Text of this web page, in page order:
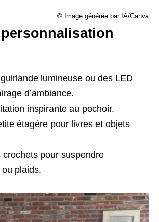
© Image générée par IA/Canva
lumineuse ou des LED
d’ambiance.
inspirante au pochoir.
étagère pour livres et objets
crochets pour suspendre
plaids.